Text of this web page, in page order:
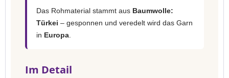
Das Rohmaterial stammt aus Baumwolle:
Türkei – gesponnen und veredelt wird das Garn
in Europa
Im Detail